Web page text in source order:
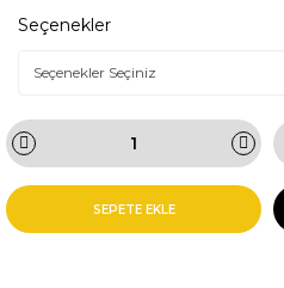
Seçenekler
SEPETE EKLE